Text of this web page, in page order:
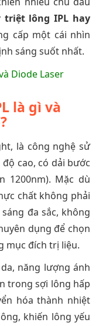
lông IPL hay
cấp một cái nhìn
sáng suốt nhất.
là gì và
là công nghệ sử
cao, có dải bước
1200nm). Mặc dù
chất không phải
đa sắc, không
dụng để chọn
mục đích trị liệu.
năng lượng ánh
trong sợi lông hấp
hóa thành nhiệt
khiến lông yếu